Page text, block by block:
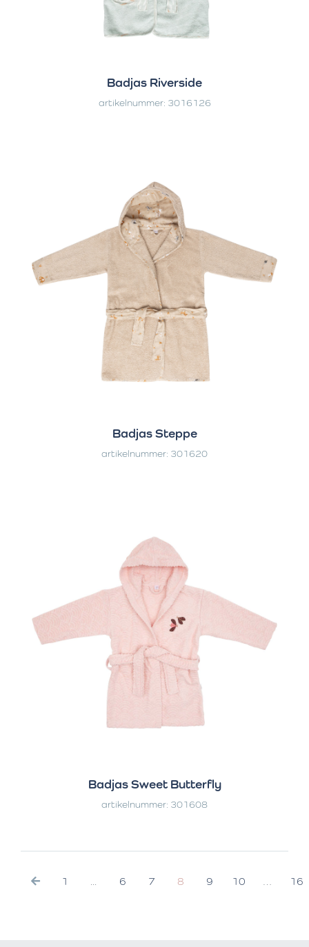
Badjas Riverside
artikelnummer: 3016126
Badjas Steppe
artikelnummer: 301620
Badjas Sweet Butterfly
artikelnummer: 301608
1 6 7 8 9 10 16